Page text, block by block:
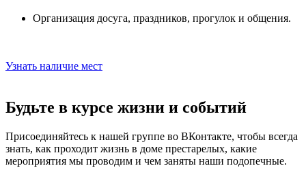
Организация досуга, праздников, прогулок и общения.
Узнать наличие мест
Будьте в курсе жизни и событий
Присоединяйтесь к нашей группе во ВКонтакте, чтобы всегда
знать, как проходит жизнь в доме престарелых, какие
мероприятия мы проводим и чем заняты наши подопечные.